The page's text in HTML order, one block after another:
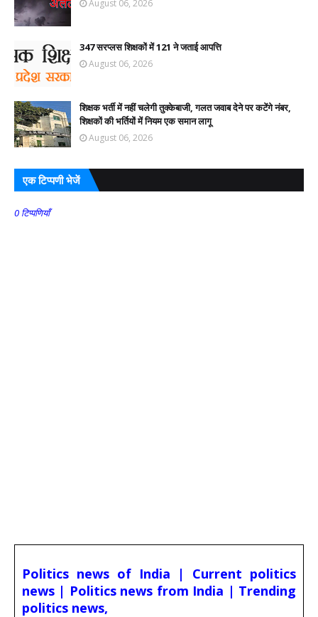
August 06, 2026
347 सरप्लस शिक्षकों में 121 ने जताई आपत्ति
August 06, 2026
शिक्षक भर्ती में नहीं चलेगी तुक्केबाजी, गलत जवाब देने पर कटेंगे नंबर,
शिक्षकों की भर्तियों में नियम एक समान लागू
August 06, 2026
एक टिप्पणी भेजें
0 टिप्पणियाँ
Politics news of India | Current politics
news | Politics news from India | Trending
politics news,